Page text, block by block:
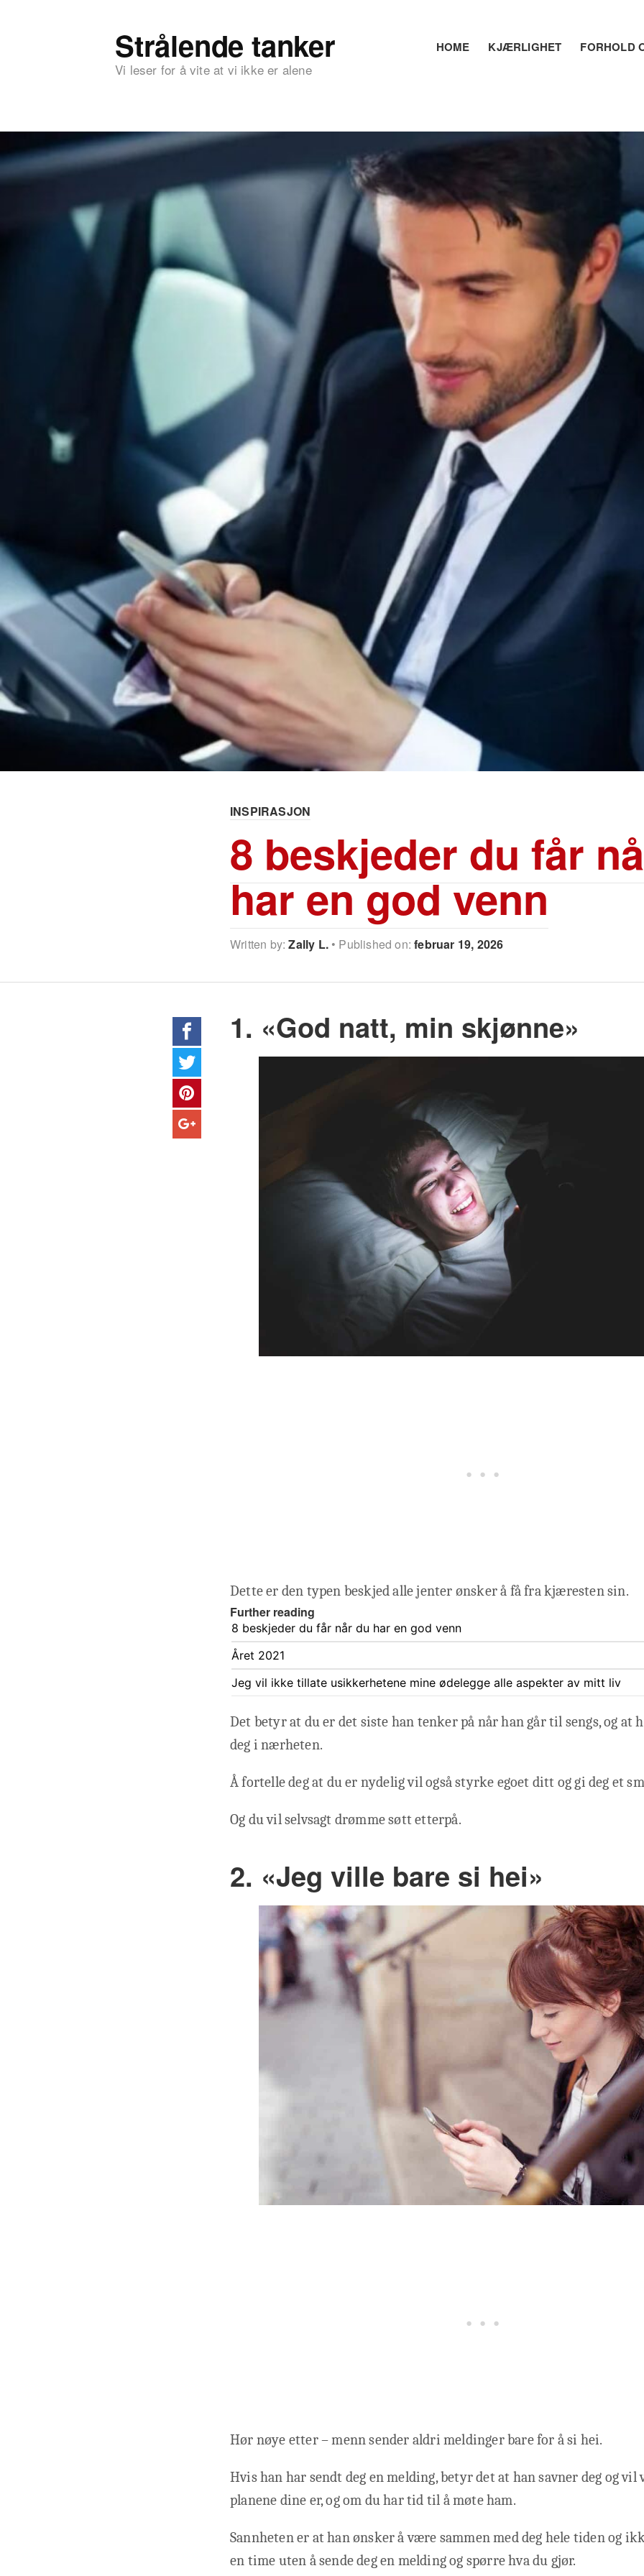
Strålende tanker
Vi leser for å vite at vi ikke er alene
HOME KJÆRLIGHET FORHOLD
INSPIRASJON
8 beskjeder du får
har en god venn
Written by:Zally L. Published on:februar 19, 2026
1. «God natt, min skjønne»
Dette er den typen beskjed alle jenter ønsker å få fra kjæresten sin.
Further reading
8 beskjeder du får når du har en god venn
Året 2021
Jeg vil ikke tillate usikkerhetene mine ødelegge alle aspekter av mitt liv
Det betyr at du er det siste han tenker på når han går til sengs, og at
deg i nærheten.
Å fortelle deg at du er nydelig vil også styrke egoet ditt og gi deg et
Og du vil selvsagt drømme søtt etterpå.
2. «Jeg ville bare si hei»
Hør nøye etter – menn sender aldri meldinger bare for å si hei.
Hvis han har sendt deg en melding, betyr det at han savner deg og vil
planene dine er, og om du har tid til å møte ham.
Sannheten er at han ønsker å være sammen med deg hele tiden og
en time uten å sende deg en melding og spørre hva du gjør.